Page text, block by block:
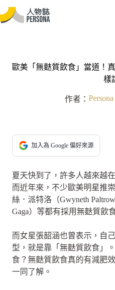
歐美「無麩質飲食」當道！
樣
作者： Persona
加入為 Google 偏好來源
夏天快到了，許多人越來越
而近年來，不少歐美明星推
絲．派特洛（Gwyneth
Gaga）等都有採用無麩質飲
而女星張韶涵也曾表示，自
型，就是靠「無麩質飲食」
食？無麩質飲食真的有減肥
一同了解。